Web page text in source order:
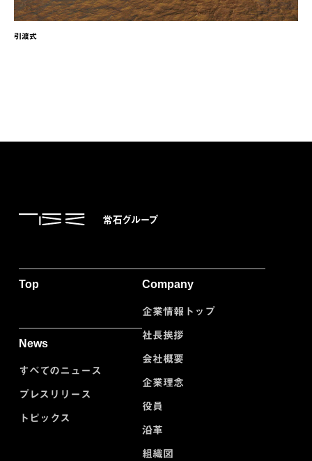
引渡式
Top
News
すべてのニュース
プレスリリース
トピックス
Company
企業情報トップ
社長挨拶
会社概要
企業理念
役員
沿革
組織図